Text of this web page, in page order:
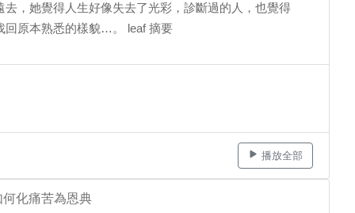
，她覺得人生好像失去了光彩，診斷過的人，也覺得
回原本熟悉的樣貌…。 leaf 摘要
播放全部
化痛苦為恩典